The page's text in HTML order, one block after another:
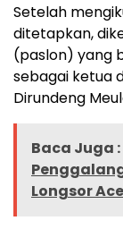
Setelah
ditetapkan,
(paslon) yang
sebagai ketua
Dirundeng
Baca Juga :
Longsor